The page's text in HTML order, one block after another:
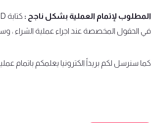
المطلوب لإتمام العملية بشكل ناجح :
في الحقول المخصصة عند اجراء عملية الشراء ،
كما سنرسل لكم بريداً الكترونيا يعلمكم باتمام